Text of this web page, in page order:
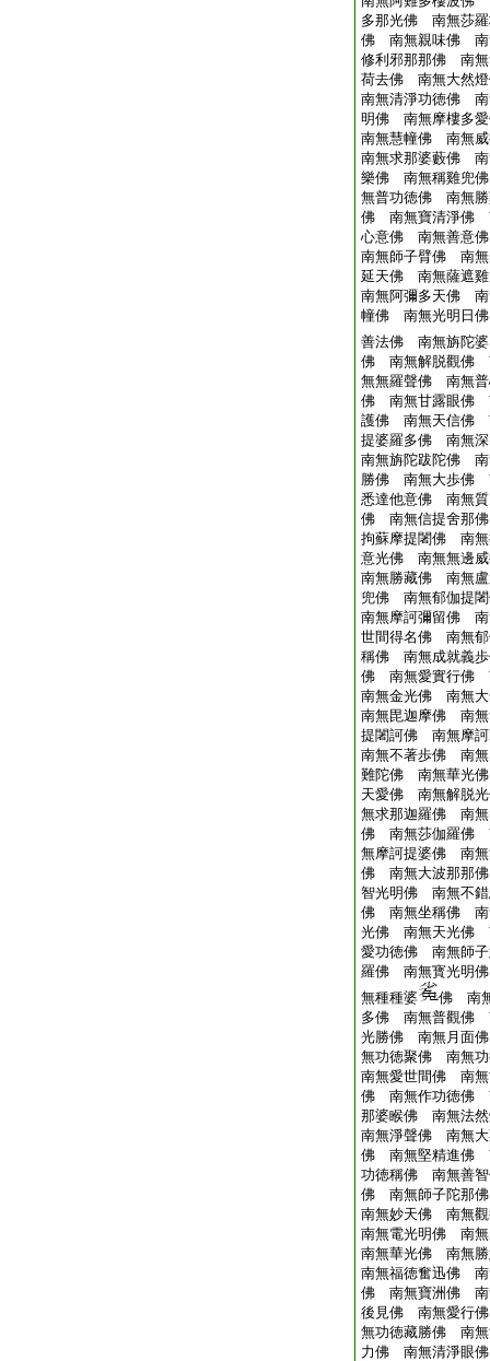
多那光佛 南無莎
佛 南無親味佛 南
修利邪那那佛 南
荷去佛 南無大然
南無清淨功徳佛
明佛 南無摩樓多
南無慧幢佛 南無
南無求那婆藪佛
樂佛 南無稱雞兜
無普功徳佛 南無
佛 南無寶清淨佛
心意佛 南無善意
南無師子臂佛 南
延天佛 南無薩遮
南無阿彌多天佛
幢佛 南無光明日
善法佛 南無旃陀婆
佛 南無解脱觀佛
無無羅聲佛 南無
佛 南無甘露眼佛
護佛 南無天信佛
提婆羅多佛 南無
南無旃陀跋陀佛
勝佛 南無大歩佛
悉達他意佛 南無
佛 南無信提舍那
拘蘇摩提闍佛 南
意光佛 南無無邊
南無勝藏佛 南無
兜佛 南無郁伽提
南無摩訶彌留佛
世間得名佛 南無
稱佛 南無成就義
佛 南無愛實行佛
南無金光佛 南無
南無毘迦摩佛 南
提闍訶佛 南無摩
南無不著歩佛 南
難陀佛 南無華光
天愛佛 南無解脱
無求那迦羅佛 南
佛 南無莎伽羅佛
無摩訶提婆佛 南
佛 南無大波那那
智光明佛 南無不
佛 南無坐稱佛 南
光佛 南無天光佛
愛功徳佛 南無師
羅佛 南無寳光明
無種種婆
佛 南
多佛 南無普觀佛
光勝佛 南無月面
無功徳聚佛 南無
南無愛世間佛 南
佛 南無作功徳佛
那婆睺佛 南無法
南無淨聲佛 南無
佛 南無堅精進佛
功徳稱佛 南無善
佛 南無師子陀那
南無妙天佛 南無
南無電光明佛 南
南無華光佛 南無
南無福徳奮迅佛
佛 南無寶洲佛 南
後見佛 南無愛行
無功徳藏勝佛 南
力佛 南無清淨眼